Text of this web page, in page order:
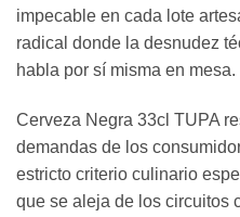
impecable en cada lote
radical donde la desnudez
habla por sí misma en mesa.
Cerveza Negra 33cl TUPA
demandas de los
estricto criterio culinario
que se aleja de los circuitos